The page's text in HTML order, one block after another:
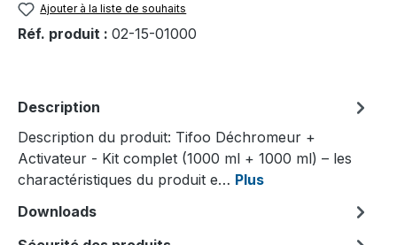
Ajouter à la liste de souhaits
Réf. produit : 02-15-01000
Description
Description du produit: Tifoo Déchromeur +
Activateur - Kit complet (1000 ml + 1000 ml) – les
charactéristiques du produit e… Plus
Downloads